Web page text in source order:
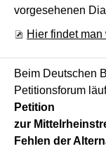
vorgesehenen
Hier findet man
Beim Deutschen
Petitionsforum
Petition
zur
Fehlen der